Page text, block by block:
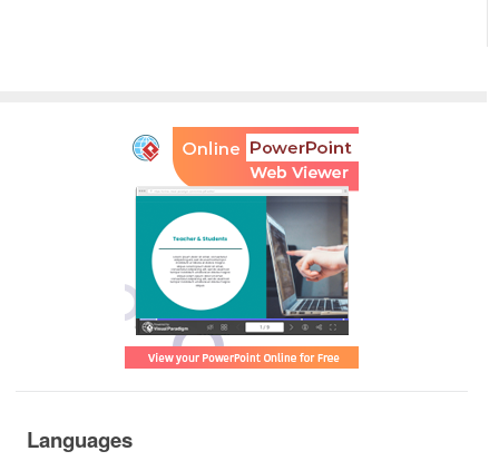
Languages